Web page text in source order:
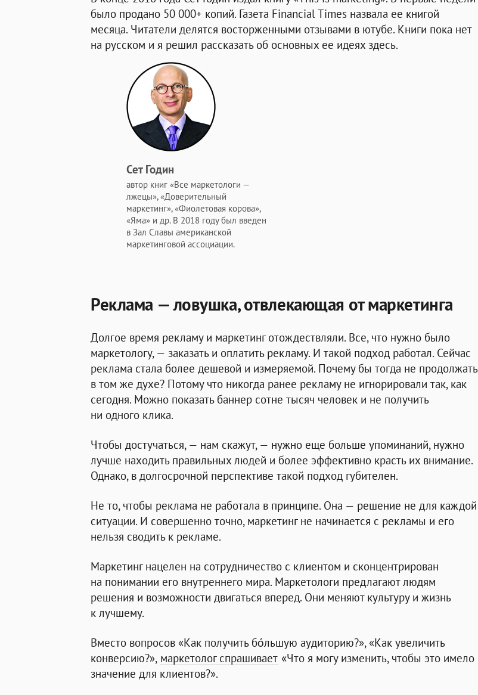
было продано 50 000+ копий. Газета Financial Times назвала ее книгой
месяца. Читатели делятся восторженными отзывами в ютубе. Книги пока нет
на русском и я решил рассказать об основных ее идеях здесь.
Сет Годин
автор книг «Все маркетологи —
лжецы», «Доверительный
маркетинг», «Фиолетовая корова»,
«Яма» и др. В 2018 году был введен
в Зал Славы американской
маркетинговой ассоциации.
Реклама — ловушка, отвлекающая от маркетинга
Долгое время рекламу и маркетинг отождествляли. Все, что нужно было
маркетологу, — заказать и оплатить рекламу. И такой подход работал. Сейчас
реклама стала более дешевой и измеряемой. Почему бы тогда не продолжать
в том же духе? Потому что никогда ранее рекламу не игнорировали так, как
сегодня. Можно показать баннер сотне тысяч человек и не получить
ни одного клика.
Чтобы достучаться, — нам скажут, — нужно еще больше упоминаний, нужно
лучше находить правильных людей и более эффективно красть их внимание.
Однако, в долгосрочной перспективе такой подход губителен.
Не то, чтобы реклама не работала в принципе. Она — решение не для каждой
ситуации. И совершенно точно, маркетинг не начинается с рекламы и его
нельзя сводить к рекламе.
Маркетинг нацелен на сотрудничество с клиентом и сконцентрирован
на понимании его внутреннего мира. Маркетологи предлагают людям
решения и возможности двигаться вперед. Они меняют культуру и жизнь
к лучшему.
Вместо вопросов «Как получить бо́льшую аудиторию?», «Как увеличить
конверсию?», маркетолог спрашивает «Что я могу изменить, чтобы это имело
значение для клиентов?».